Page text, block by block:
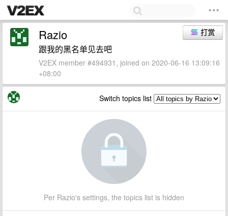
打赏
Razio
跟我的黑名单见去吧
V2EX member #494931, joined on 2020-06-16 13:09:16
+08:00
Switch topics list
Per Razio's settings, the topics list is hidden